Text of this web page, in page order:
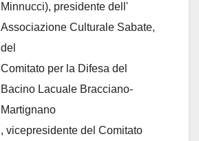
Minnucci), presidente dell'
Associazione Culturale Sabate,
del
Comitato per la Difesa del
Bacino Lacuale Bracciano-
Martignano
, vicepresidente del Comitato